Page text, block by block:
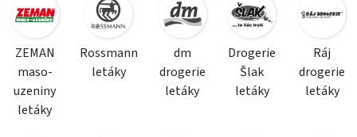
ZEMAN
maso-
uzeniny
letáky
Rossmann
letáky
dm
drogerie
letáky
Drogerie
Šlak
letáky
Ráj
drogerie
letáky